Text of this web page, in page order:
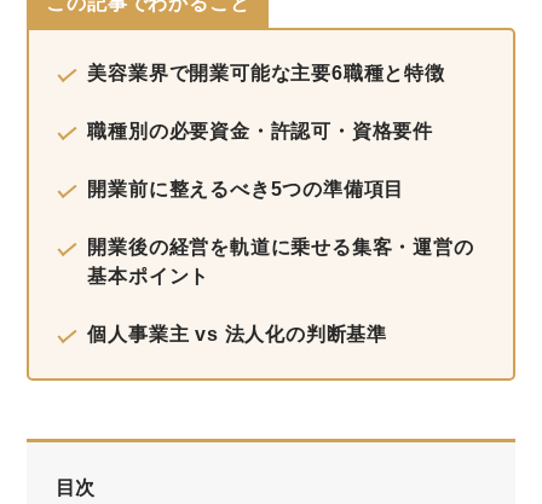
美容業界で開業可能な主要6職種と特徴
職種別の必要資金・許認可・資格要件
開業前に整えるべき5つの準備項目
開業後の経営を軌道に乗せる集客・運営の
基本ポイント
個人事業主 vs 法人化の判断基準
目次